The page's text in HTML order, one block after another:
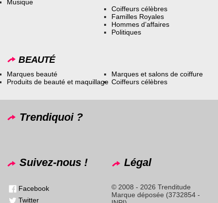
Musique
Coiffeurs célèbres
Familles Royales
Hommes d’affaires
Politiques
BEAUTÉ
Marques beauté
Produits de beauté et maquillage
Marques et salons de coiffure
Coiffeurs célèbres
Trendiquoi ?
Suivez-nous !
Facebook
Twitter
Légal
© 2008 - 2026 Trenditude
Marque déposée (3732854 -